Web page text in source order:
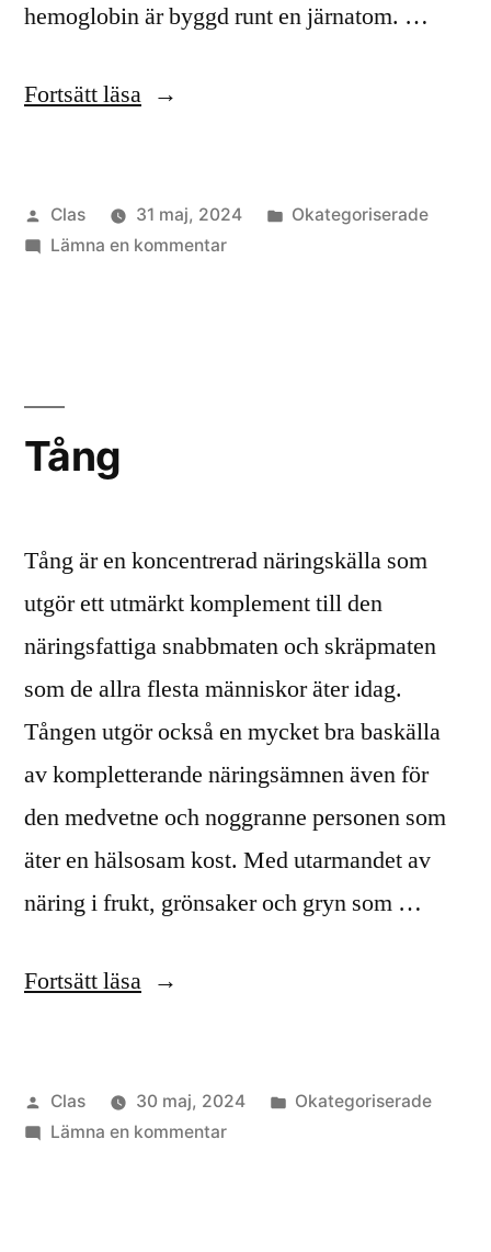
hemoglobin är byggd runt en järnatom. …
Fortsätt läsa”Klorofyll
Publicerat
av
Clas 31 maj, 2024
Publicerat
Okategoriserade
Lämna en kommentartill
Tång
Tång är en koncentrerad näringskälla som
utgör ett utmärkt komplement till den
näringsfattiga snabbmaten och skräpmaten
som de allra flesta människor äter idag.
Tången utgör också en mycket bra baskälla
av kompletterande näringsämnen även för
den medvetne och noggranne personen som
äter en hälsosam kost. Med utarmandet av
näring i frukt, grönsaker och gryn som …
Fortsätt läsa”Tång”
Publicerat
av
Clas 30 maj, 2024
Publicerat
Okategoriserade
Lämna en kommentartill